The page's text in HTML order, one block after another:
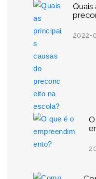
Quais
2022-